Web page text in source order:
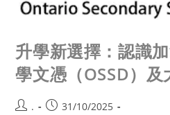
升學新選擇：認識
學文憑（OSSD）
.
31/10/2025